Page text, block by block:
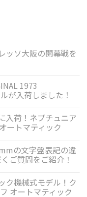
ッソ大阪の開幕戦を
1973
が入荷しました！
入荷！ネプチュニア
ートマティック
の文字盤表記の違
ご質問をご紹介！
ク機械式モデル！ク
オートマティック